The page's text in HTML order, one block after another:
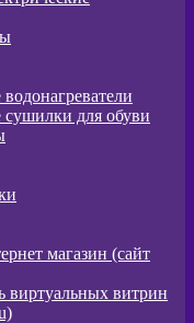
сушилки для обуви
магазин (сайт
виртуальных витрин